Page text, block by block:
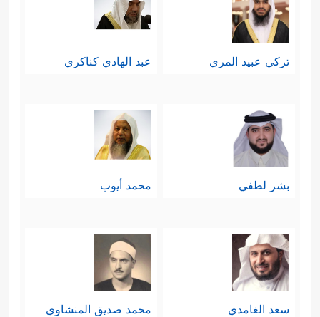
تركي عبيد المري عبد الهادي كناكري
بشر لطفي محمد أيوب
سعد الغامدي محمد صديق المنشاوي